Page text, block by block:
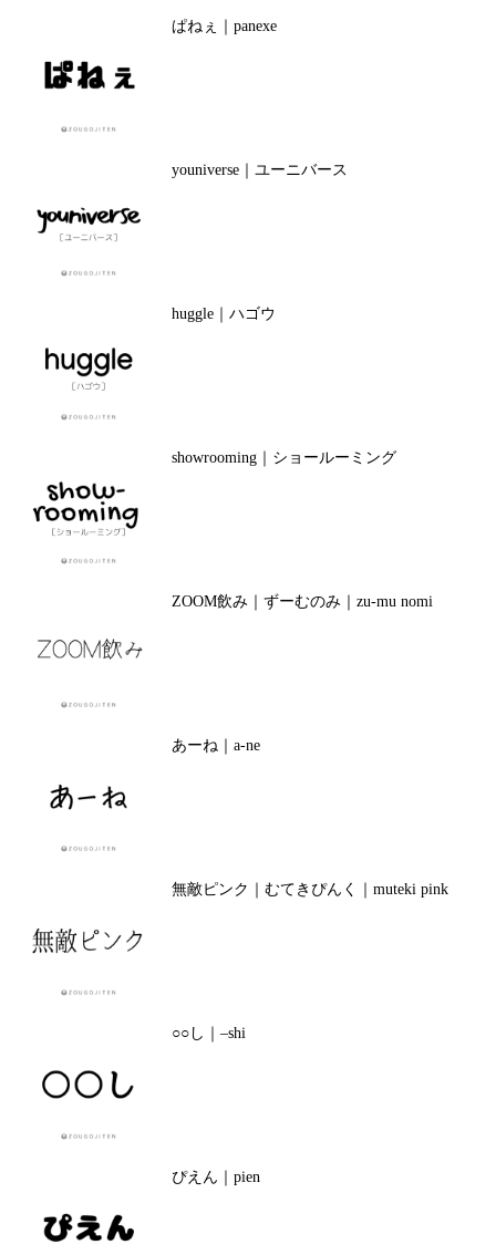
ぱねぇ｜panexe
youniverse｜ユーニバース
huggle｜ハゴウ
showrooming｜ショールーミング
ZOOM飲み｜ずーむのみ｜zu-mu nomi
あーね｜a-ne
無敵ピンク｜むてきぴんく｜muteki pink
○○し｜–shi
ぴえん｜pien